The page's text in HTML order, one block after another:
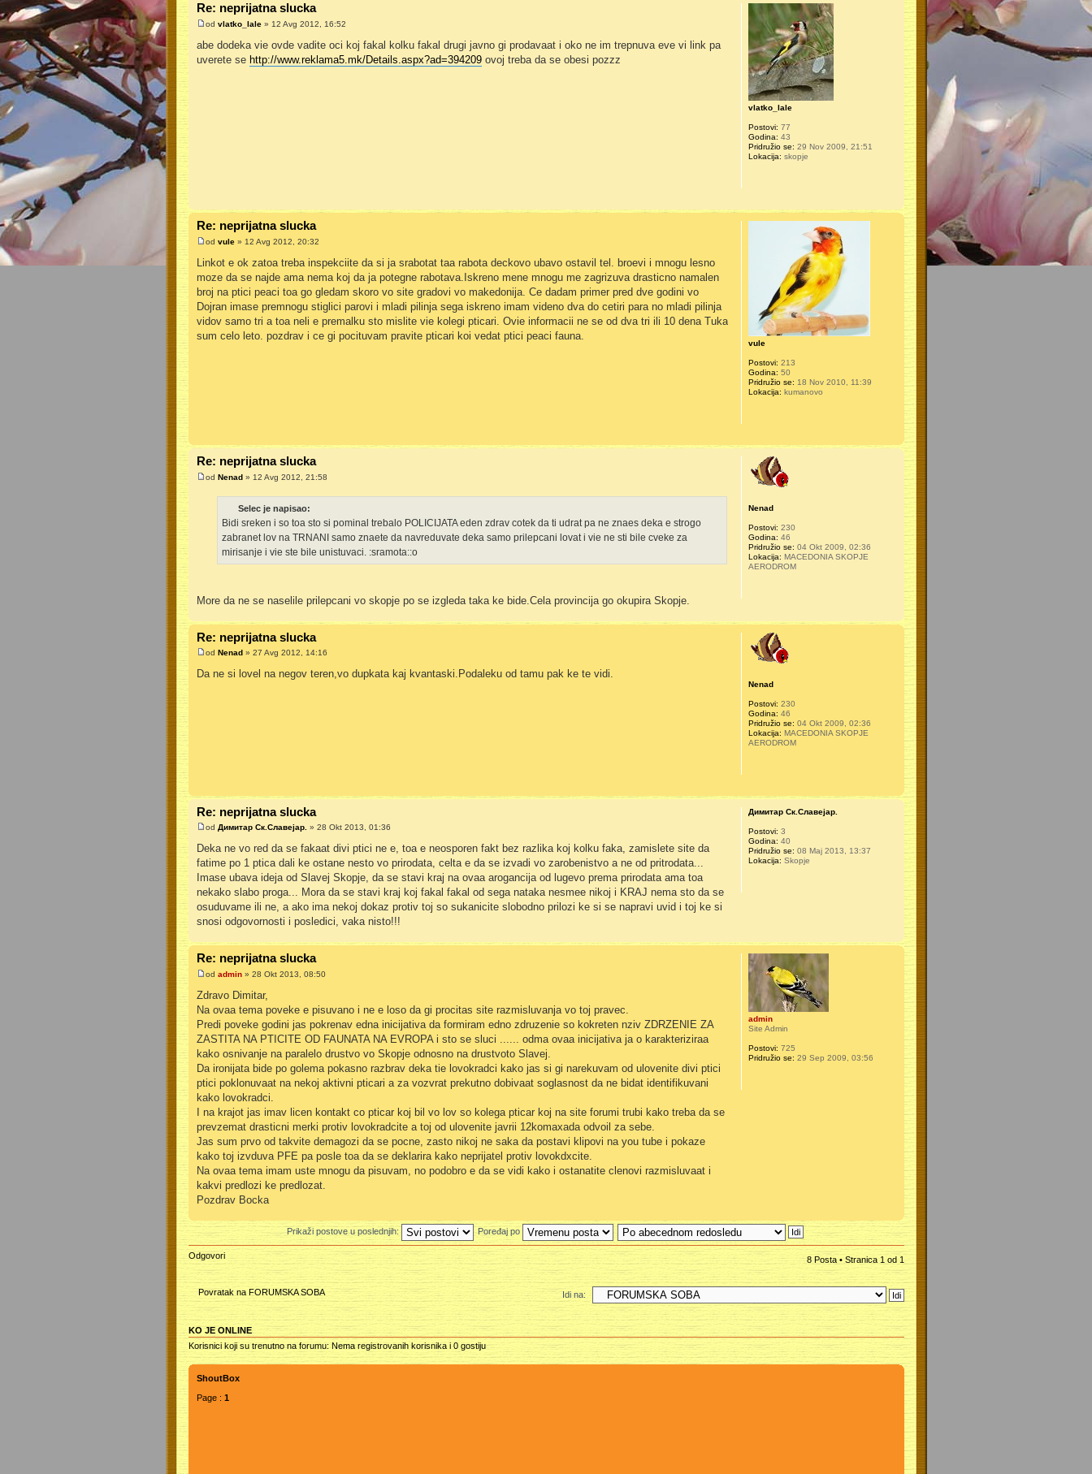
Re: neprijatna slucka
od vlatko_lale» 12 Avg 2012, 16:52
abe dodeka vie ovde vadite oci koj fakal kolku fakal drugi javno gi prodavaat i oko ne im trepnuva eve vi link pa
uverete se http://www.reklama5.mk/Details.aspx?ad=394209ovoj treba da se obesi pozzz
vlatko_lale
Postovi: 77
Godina: 43
Pridružio se: 29 Nov 2009, 21:51
Lokacija: skopje
Re: neprijatna slucka
od vule» 12 Avg 2012, 20:32
Linkot e ok zatoa treba inspekciite da si ja srabotat taa rabota deckovo ubavo ostavil tel. broevi i mnogu lesno
moze da se najde ama nema koj da ja potegne rabotava.Iskreno mene mnogu me zagrizuva drasticno namalen
broj na ptici peaci toa go gledam skoro vo site gradovi vo makedonija. Ce dadam primer pred dve godini vo
Dojran imase premnogu stiglici parovi i mladi pilinja sega iskreno imam videno dva do cetiri para no mladi pilinja
vidov samo tri a toa neli e premalku sto mislite vie kolegi pticari. Ovie informacii ne se od dva tri ili 10 dena Tuka
sum celo leto. pozdrav i ce gi pocituvam pravite pticari koi vedat ptici peaci fauna.
vule
Postovi: 213
Godina: 50
Pridružio se: 18 Nov 2010, 11:39
Lokacija: kumanovo
Re: neprijatna slucka
od Nenad» 12 Avg 2012, 21:58
Selec je napisao:
Bidi sreken i so toa sto si pominal trebalo POLICIJATA eden zdrav cotek da ti udrat pa ne znaes deka e strogo
zabranet lov na TRNANI samo znaete da navreduvate deka samo prilepcani lovat i vie ne sti bile cveke za
mirisanje i vie ste bile unistuvaci. :sramota::o
More da ne se naselile prilepcani vo skopje po se izgleda taka ke bide.Cela provincija go okupira Skopje.
Nenad
Postovi: 230
Godina: 46
Pridružio se: 04 Okt 2009, 02:36
Lokacija: MACEDONIA SKOPJE
AERODROM
Re: neprijatna slucka
od Nenad» 27 Avg 2012, 14:16
Da ne si lovel na negov teren,vo dupkata kaj kvantaski.Podaleku od tamu pak ke te vidi.
Nenad
Postovi: 230
Godina: 46
Pridružio se: 04 Okt 2009, 02:36
Lokacija: MACEDONIA SKOPJE
AERODROM
Re: neprijatna slucka
od Димитар Ск.Славејар. » 28 Okt 2013, 01:36
Deka ne vo red da se fakaat divi ptici ne e, toa e neosporen fakt bez razlika koj kolku faka, zamislete site da
fatime po 1 ptica dali ke ostane nesto vo prirodata, celta e da se izvadi vo zarobenistvo a ne od pritrodata...
Imase ubava ideja od Slavej Skopje, da se stavi kraj na ovaa arogancija od lugevo prema prirodata ama toa
nekako slabo proga... Mora da se stavi kraj koj fakal fakal od sega nataka nesmee nikoj i KRAJ nema sto da se
osuduvame ili ne, a ako ima nekoj dokaz protiv toj so sukanicite slobodno prilozi ke si se napravi uvid i toj ke si
snosi odgovornosti i posledici, vaka nisto!!!
Димитар Ск.Славејар.
Postovi: 3
Godina: 40
Pridružio se: 08 Maj 2013, 13:37
Lokacija: Skopje
Re: neprijatna slucka
od admin» 28 Okt 2013, 08:50
Zdravo Dimitar,
Na ovaa tema poveke e pisuvano i ne e loso da gi procitas site razmisluvanja vo toj pravec.
Predi poveke godini jas pokrenav edna inicijativa da formiram edno zdruzenie so kokreten nziv ZDRZENIE ZA
ZASTITA NA PTICITE OD FAUNATA NA EVROPA i sto se sluci ...... odma ovaa inicijativa ja o karakteriziraa
kako osnivanje na paralelo drustvo vo Skopje odnosno na drustvoto Slavej.
Da ironijata bide po golema pokasno razbrav deka tie lovokradci kako jas si gi narekuvam od ulovenite divi ptici
ptici poklonuvaat na nekoj aktivni pticari a za vozvrat prekutno dobivaat soglasnost da ne bidat identifikuvani
kako lovokradci.
I na krajot jas imav licen kontakt co pticar koj bil vo lov so kolega pticar koj na site forumi trubi kako treba da se
prevzemat drasticni merki protiv lovokradcite a toj od ulovenite javrii 12komaxada odvoil za sebe.
Jas sum prvo od takvite demagozi da se pocne, zasto nikoj ne saka da postavi klipovi na you tube i pokaze
kako toj izvduva PFE pa posle toa da se deklarira kako neprijatel protiv lovokdxcite.
Na ovaa tema imam uste mnogu da pisuvam, no podobro e da se vidi kako i ostanatite clenovi razmisluvaat i
kakvi predlozi ke predlozat.
Pozdrav Bocka
admin
Site Admin
Postovi: 725
Pridružio se: 29 Sep 2009, 03:56
Prikaži postove u poslednjih: Poređaj po
Odgovori 8 Posta • Stranica 1 od 1
Povratak na FORUMSKA SOBA Idi na:
KO JE ONLINE
Korisnici koji su trenutno na forumu: Nema registrovanih korisnika i 0 gostiju
ShoutBox
Page : 1